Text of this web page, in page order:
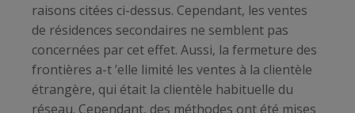
raisons citées ci-dessus. Cependant, les ventes
de résidences secondaires ne semblent pas
concernées par cet effet. Aussi, la fermeture des
frontières a-t ’elle limité les ventes à la clientèle
étrangère, qui était la clientèle habituelle du
réseau. Cependant, des méthodes ont été mises